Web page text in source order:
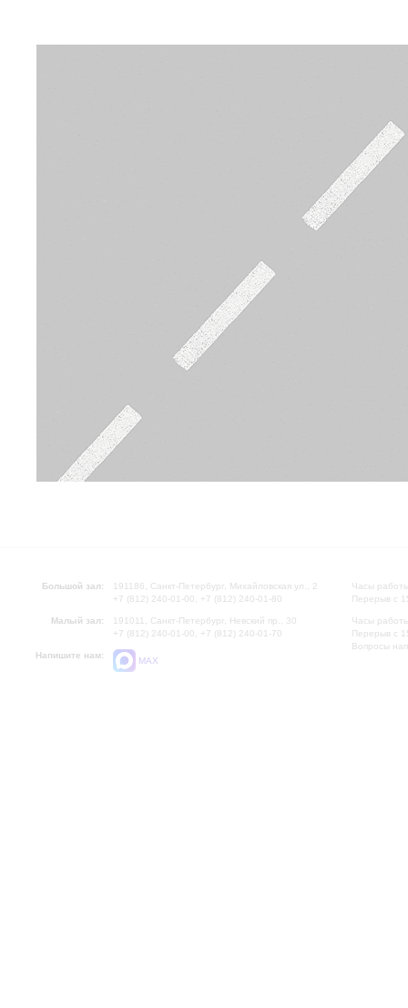
Большой зал:
191186, Санкт-Петербург, Михайловская ул., 2
+7 (812) 240-01-00, +7 (812) 240-01-80
Малый зал:
191011, Санкт-Петербург, Невский пр., 30
+7 (812) 240-01-00, +7 (812) 240-01-70
Напишите нам:
MAX
Часы
Перерыв с
Часы
Перерыв с
Вопросы